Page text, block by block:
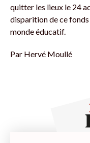
quitter les lieux le 24
disparition de ce
monde éducatif.
Par Hervé Moullé